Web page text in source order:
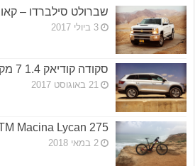
שברולט סילברדו –
3 ביולי 2017
סקודה קודיאק 1.4 7 מקומות – ילדים זה שמחה
21 באוגוסט 2017
KTM Macina Lycan 275 – עליה וכייף בה
2 במאי 2018